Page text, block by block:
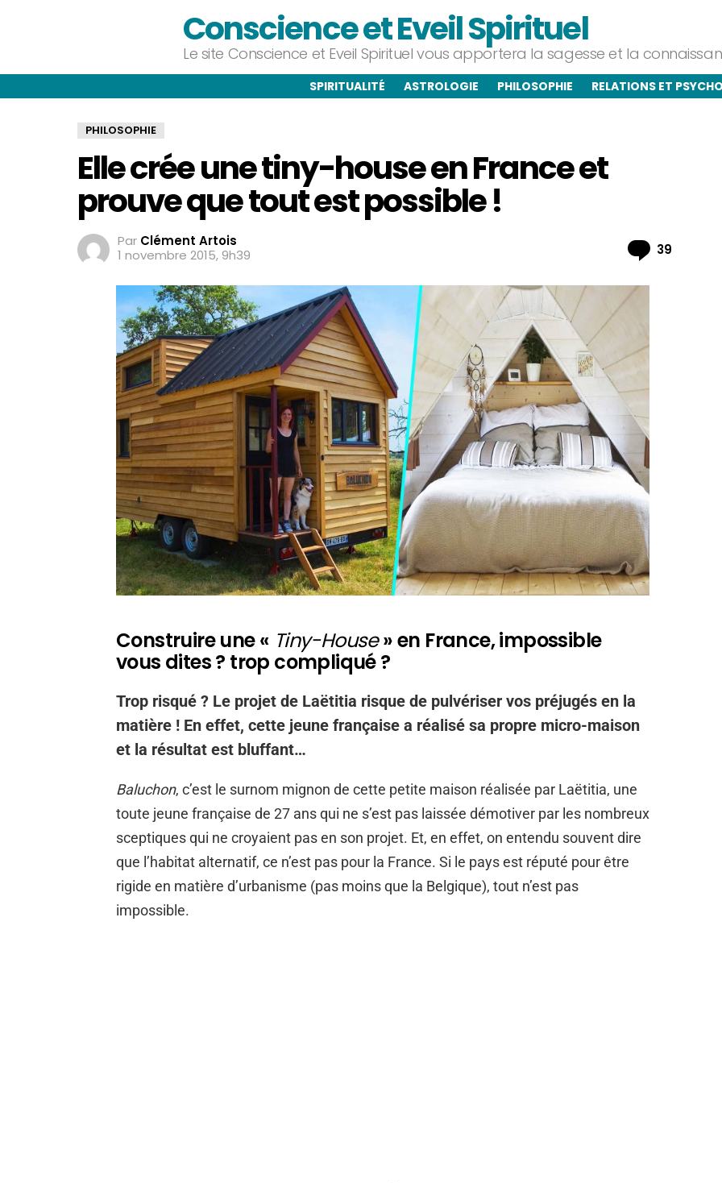
Conscience et Eveil Spirituel
Le site Conscience et Eveil Spirituel vous apportera la sagesse et la
SPIRITUALITÉ ASTROLOGIE PHILOSOPHIE RELATIONS ET
PHILOSOPHIE
Elle crée une tiny-house en France et
prouve que tout est possible !
Par Clément Artois
1 novembre 2015, 9h39
39
Construire une « Tiny-House» en France, impossible
vous dites ? trop compliqué ?
Trop risqué ? Le projet de Laëtitia risque de pulvériser vos préjugés en la
matière ! En effet, cette jeune française a réalisé sa propre micro-maison
et la résultat est bluffant…
Baluchon, c’est le surnom mignon de cette petite maison réalisée par Laëtitia, une
toute jeune française de 27 ans qui ne s’est pas laissée démotiver par les nombreux
sceptiques qui ne croyaient pas en son projet. Et, en effet, on entendu souvent dire
que l’habitat alternatif, ce n’est pas pour la France. Si le pays est réputé pour être
rigide en matière d’urbanisme (pas moins que la Belgique), tout n’est pas
impossible.